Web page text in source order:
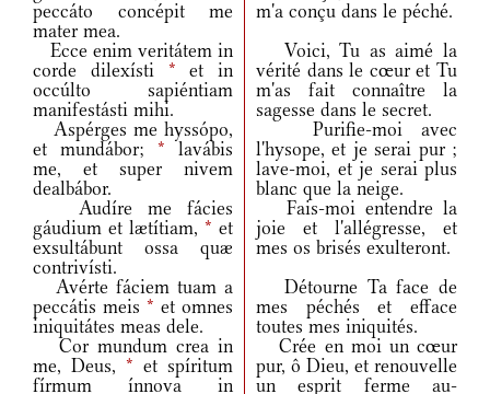
peccáto concépit me
mater mea.
m'a conçu dans le péché.
Ecce enim veritátem in
corde dilexísti * et in
occúlto sapiéntiam
manifestásti mihi.
Voici, Tu as aimé la
vérité dans le cœur et Tu
m'as fait connaître la
sagesse dans le secret.
Aspérges me hyssópo,
et mundábor; * lavábis
me, et super nivem
dealbábor.
Purifie-moi avec
l'hysope, et je serai pur ;
lave-moi, et je serai plus
blanc que la neige.
Audíre me fácies
gáudium et lætítiam, * et
exsultábunt ossa quæ
contrivísti.
Fais-moi entendre la
joie et l'allégresse, et
mes os brisés exulteront.
Avérte fáciem tuam a
peccátis meis * et omnes
iniquitátes meas dele.
Détourne Ta face de
mes péchés et efface
toutes mes iniquités.
Cor mundum crea in
me, Deus, * et spíritum
fírmum ínnova in
Crée en moi un cœur
pur, ô Dieu, et renouvelle
un esprit ferme au-